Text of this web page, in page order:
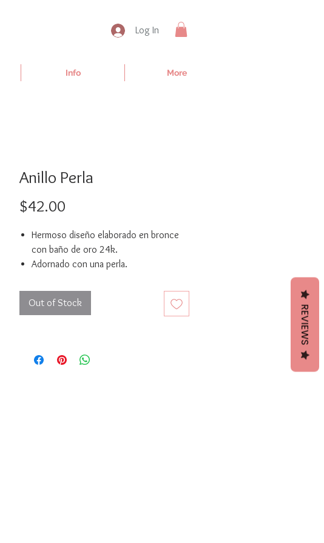
Log In
Info More
Anillo Perla
$42.00
Hermoso diseño elaborado en bronce
con baño de oro 24k.
Adornado con una perla.
Out of Stock
REVIEWS